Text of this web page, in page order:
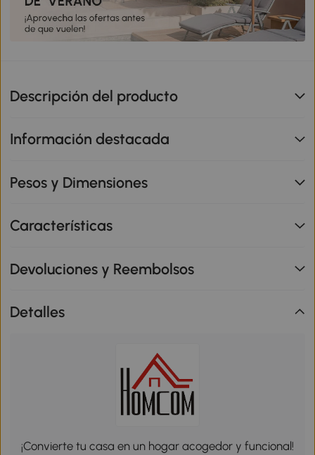
Descripción del producto
Información destacada
Pesos y Dimensiones
Características
Devoluciones y Reembolsos
Detalles
¡Convierte tu casa en un hogar acogedor y funcional!